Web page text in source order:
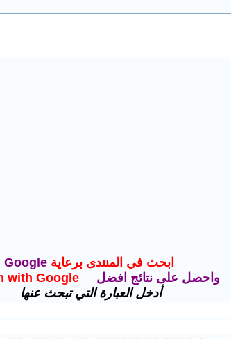
ابحث في المنتدى برعاية Google
واحصل على نتائج افضل
with Google
أدخل العبارة التي تبحث عنها